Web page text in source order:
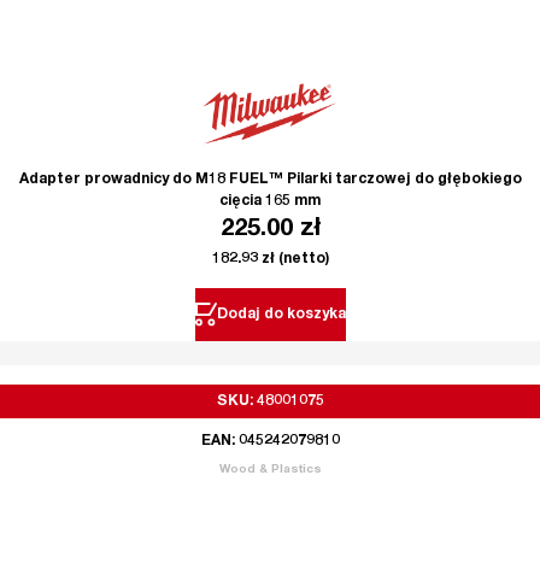
Adapter prowadnicy do M18 FUEL™ Pilarki tarczowej do głębokiego
cięcia 165 mm
225.00 zł
182.93 zł(netto)
Dodaj do koszyka
SKU: 48001075
EAN: 045242079810
Wood & Plastics